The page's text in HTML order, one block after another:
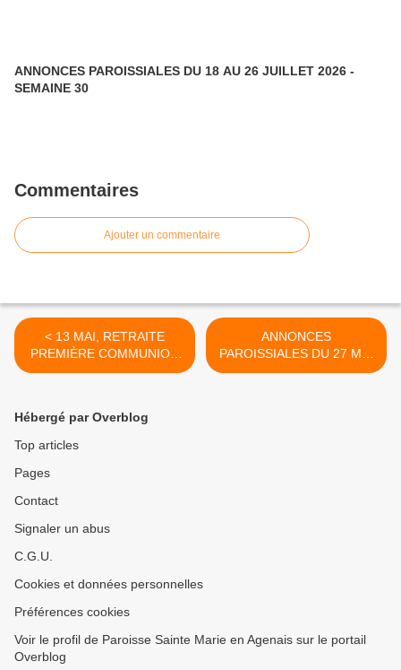
ANNONCES PAROISSIALES DU 18 AU 26 JUILLET 2026 -
SEMAINE 30
Commentaires
Ajouter un commentaire
< 13 MAI, RETRAITE
PREMIÈRE COMMUNION
ET PROFESSION DE FOI -
ANNONCES
PAROISSIALES DU 27 MAI
AU 4 JUIN 2023 - SEMAINE
Hébergé par Overblog
Top articles
Pages
Contact
Signaler un abus
C.G.U.
Cookies et données personnelles
Préférences cookies
Voir le profil de Paroisse Sainte Marie en Agenais sur le portail
Overblog